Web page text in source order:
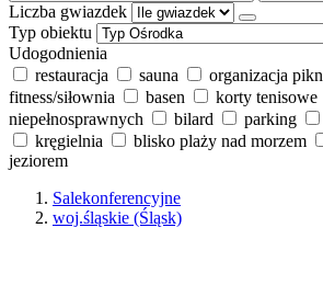
Liczba gwiazdek
Typ obiektu
Udogodnienia
restauracja
sauna organizacja
fitness/siłownia
basen korty tenisowe
niepełnosprawnych
bilard parking
kręgielnia
blisko plaży nad morzem
jeziorem
Salekonferencyjne
woj.śląskie (Śląsk)